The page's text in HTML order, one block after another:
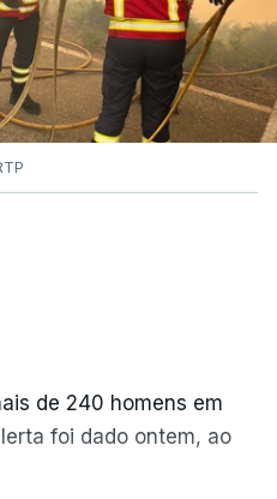
de 240 homens em
foi dado ontem, ao